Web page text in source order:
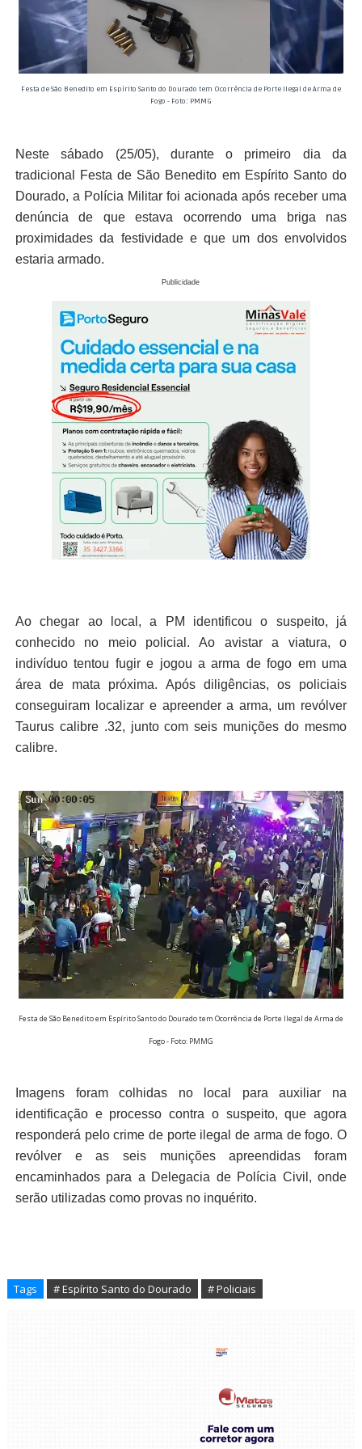
Festa de São Benedito em Espírito Santo do Dourado tem Ocorrência de Porte Ilegal de Arma de
Fogo - Foto: PMMG
Neste sábado (25/05), durante o primeiro dia da
tradicional Festa de São Benedito em Espírito Santo do
Dourado, a Polícia Militar foi acionada após receber uma
denúncia de que estava ocorrendo uma briga nas
proximidades da festividade e que um dos envolvidos
estaria armado.
Publicidade
Ao chegar ao local, a PM identificou o suspeito, já
conhecido no meio policial. Ao avistar a viatura, o
indivíduo tentou fugir e jogou a arma de fogo em uma
área de mata próxima. Após diligências, os policiais
conseguiram localizar e apreender a arma, um revólver
Taurus calibre .32, junto com seis munições do mesmo
calibre.
Festa de São Benedito em Espírito Santo do Dourado tem Ocorrência de Porte Ilegal de Arma de
Fogo - Foto: PMMG
Imagens foram colhidas no local para auxiliar na
identificação e processo contra o suspeito, que agora
responderá pelo crime de porte ilegal de arma de fogo. O
revólver e as seis munições apreendidas foram
encaminhados para a Delegacia de Polícia Civil, onde
serão utilizadas como provas no inquérito.
Tags # Espírito Santo do Dourado # Policiais